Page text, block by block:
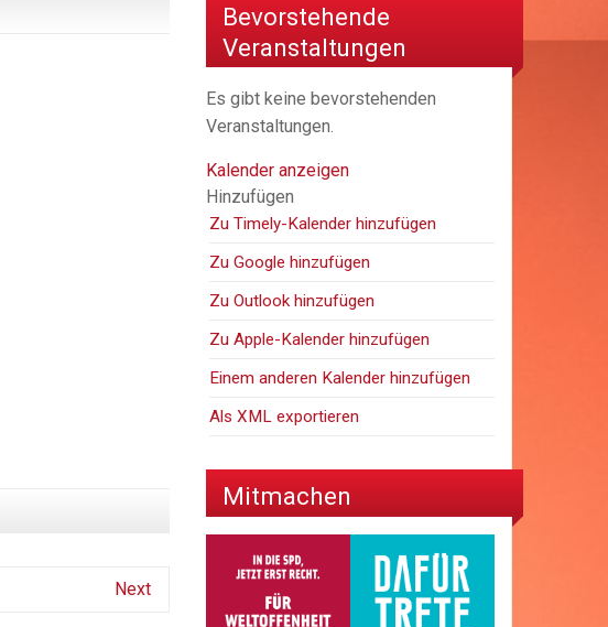
Next
Bevorstehende
Veranstaltungen
Es gibt keine bevorstehenden
Veranstaltungen.
Kalender anzeigen
Hinzufügen
Zu Timely-Kalender hinzufügen
Zu Google hinzufügen
Zu Outlook hinzufügen
Zu Apple-Kalender hinzufügen
Einem anderen Kalender hinzufügen
Als XML exportieren
Mitmachen